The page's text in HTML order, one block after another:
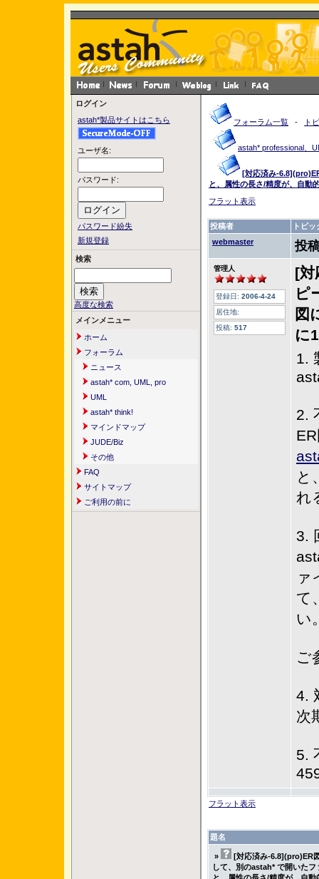
ログイン
astah*製品サイトはこちら
ユーザ名:
パスワード:
パスワード紛失
新規登録
検索
高度な検索
メインメニュー
ホーム
フォーラム
ニュース
astah* com, UML, pro
UML
astah* think!
マインドマップ
JUDE/Biz
その他
FAQ
サイトマップ
ご利用の前に
フォーラム一覧 - ト
astah* professional、
[対応済み-
と、属性の長さ/精度が、自動
フラット表示
投稿者
トピッ
webmaster
投
管理人
登録日: 2006-4-24
居住地:
投稿: 517
[対
ピ
図
に
1.
2.
と
れ
3.
ァ
て
い
ご
4.
次
5.
フラット表示
題名
»
[対応済み-6.8](pro)ER
して、別のastah* で開いた